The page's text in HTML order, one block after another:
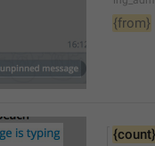
{from}
{count}